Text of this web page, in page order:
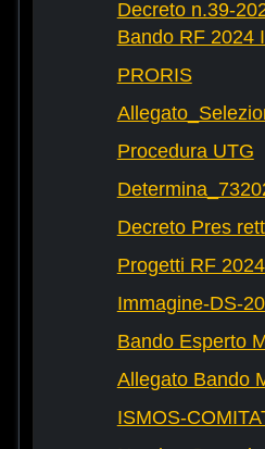
Decreto n.39-
Bando RF 2024
PRORIS
Procedura UTG
Decreto Pres
Progetti RF
Immagine-DS-
Bando Esperto
Allegato Bando
ISMOS-